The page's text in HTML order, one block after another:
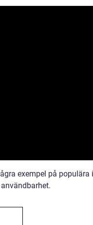
exempel på populära